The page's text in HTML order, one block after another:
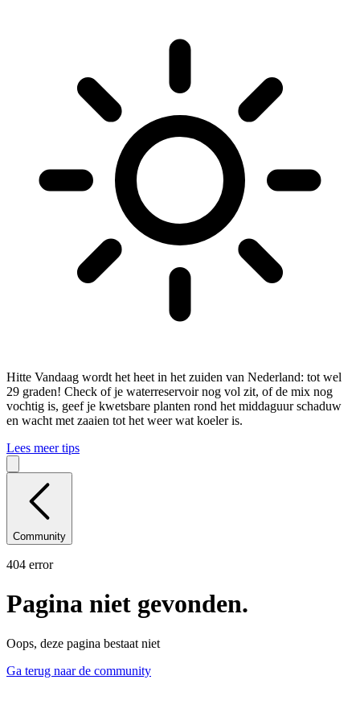
Hitte Vandaag wordt het heet in het zuiden van Nederland: tot wel
29 graden! Check of je waterreservoir nog vol zit, of de mix nog
vochtig is, geef je kwetsbare planten rond het middaguur schaduw
en wacht met zaaien tot het weer wat koeler is.
Lees meer tips
Community
404 error
Pagina niet gevonden.
Oops, deze pagina bestaat niet
Ga terug naar de community